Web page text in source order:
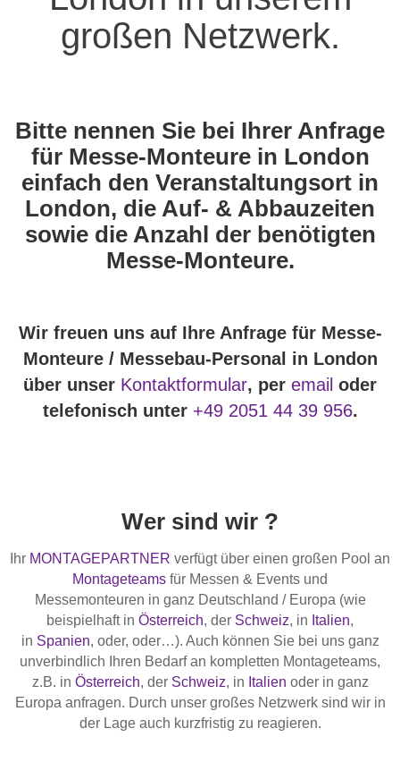
großen Netzwerk.
Bitte nennen Sie bei Ihrer Anfrage
für Messe-Monteure in London
einfach den Veranstaltungsort in
London, die Auf- & Abbauzeiten
sowie die Anzahl der benötigten
Messe-Monteure.
Wir freuen uns auf Ihre Anfrage für Messe-
Monteure / Messebau-Personal in London
über unser Kontaktformular, per email oder
telefonisch unter +49 2051 44 39 956.
Wer sind wir ?
Ihr MONTAGEPARTNER verfügt über einen großen Pool an
Montageteams für Messen & Events und
Messemonteuren in ganz Deutschland / Europa (wie
beispielhaft in Österreich, der Schweiz, in Italien,
in Spanien, oder, oder…). Auch können Sie bei uns ganz
unverbindlich Ihren Bedarf an kompletten Montageteams,
z.B. in Österreich, der Schweiz, in Italien oder in ganz
Europa anfragen. Durch unser großes Netzwerk sind wir in
der Lage auch kurzfristig zu reagieren.